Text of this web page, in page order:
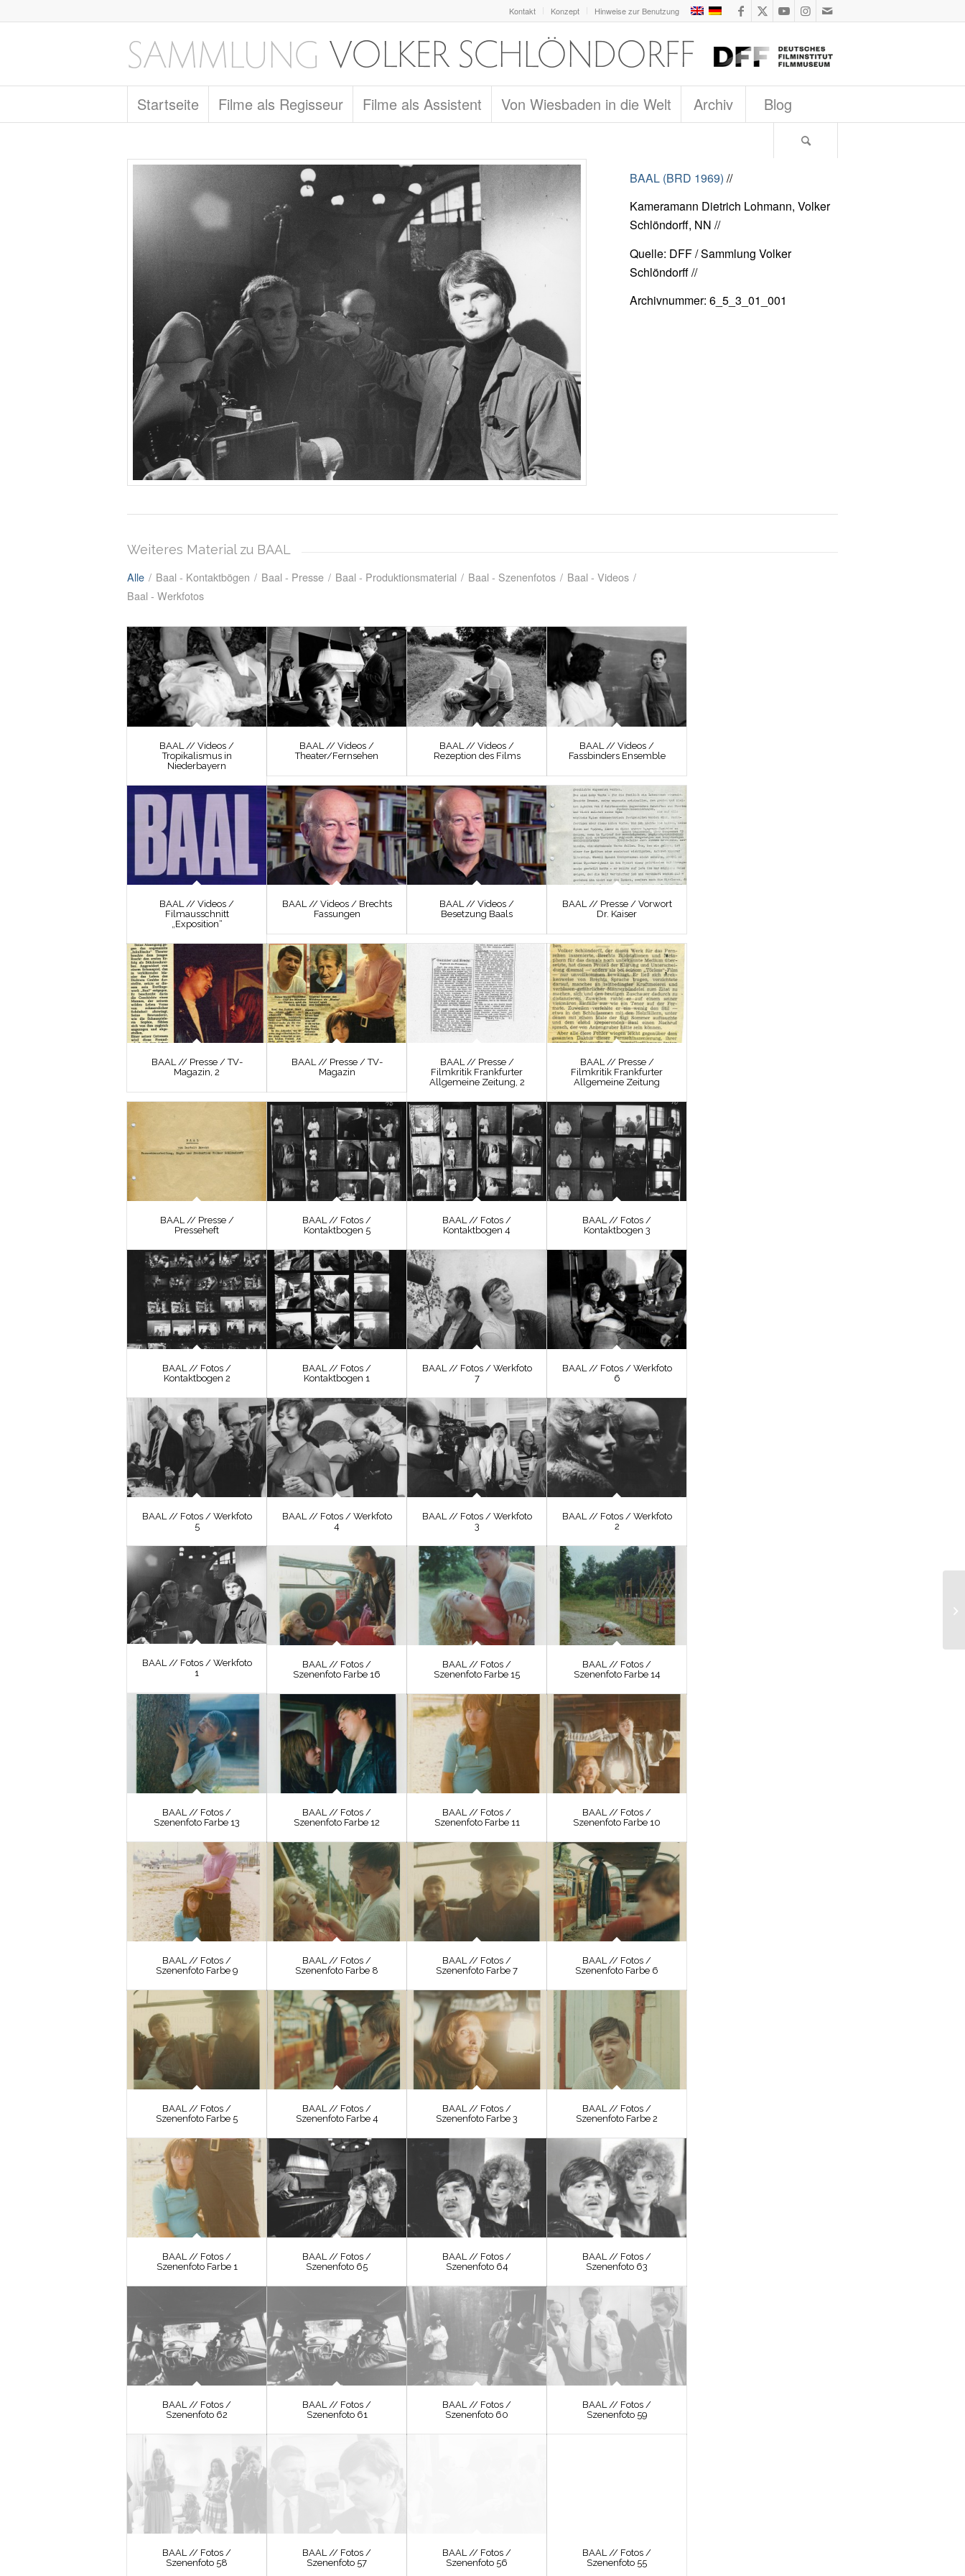
Kontakt Konzept Hinweise zur Benutzung
Startseite Filme als Regisseur Filme als Assistent Von Wiesbaden in die Welt Archiv Blog
BAAL (BRD 1969) //
Kameramann Dietrich Lohmann, Volker
Schlöndorff, NN //
Quelle: DFF / Sammlung Volker
Schlöndorff //
Archivnummer: 6_5_3_01_001
Weiteres Material zu BAAL
Alle / Baal - Kontaktbögen / Baal - Presse / Baal - Produktionsmaterial / Baal - Szenenfotos / Baal - Videos /
Baal - Werkfotos
BAAL // Videos /
Tropikalismus in
Niederbayern
BAAL // Videos /
Theater/Fernsehen
BAAL // Videos /
Rezeption des Films
BAAL // Videos /
Fassbinders Ensemble
BAAL // Videos /
Filmausschnitt
„Exposition“
BAAL // Videos / Brechts
Fassungen
BAAL // Videos /
Besetzung Baals
BAAL // Presse / Vorwort
Dr. Kaiser
BAAL // Presse / TV-
Magazin, 2
BAAL // Presse / TV-
Magazin
BAAL // Presse /
Filmkritik Frankfurter
Allgemeine Zeitung, 2
BAAL // Presse /
Filmkritik Frankfurter
Allgemeine Zeitung
BAAL // Presse /
Presseheft
BAAL // Fotos /
Kontaktbogen 5
BAAL // Fotos /
Kontaktbogen 4
BAAL // Fotos /
Kontaktbogen 3
BAAL // Fotos /
Kontaktbogen 2
BAAL // Fotos /
Kontaktbogen 1
BAAL // Fotos / Werkfoto
7
BAAL // Fotos / Werkfoto
6
BAAL // Fotos / Werkfoto
5
BAAL // Fotos / Werkfoto
4
BAAL // Fotos / Werkfoto
3
BAAL // Fotos / Werkfoto
2
BAAL // Fotos / Werkfoto
1
BAAL // Fotos /
Szenenfoto Farbe 16
BAAL // Fotos /
Szenenfoto Farbe 15
BAAL // Fotos /
Szenenfoto Farbe 14
BAAL // Fotos /
Szenenfoto Farbe 13
BAAL // Fotos /
Szenenfoto Farbe 12
BAAL // Fotos /
Szenenfoto Farbe 11
BAAL // Fotos /
Szenenfoto Farbe 10
BAAL // Fotos /
Szenenfoto Farbe 9
BAAL // Fotos /
Szenenfoto Farbe 8
BAAL // Fotos /
Szenenfoto Farbe 7
BAAL // Fotos /
Szenenfoto Farbe 6
BAAL // Fotos /
Szenenfoto Farbe 5
BAAL // Fotos /
Szenenfoto Farbe 4
BAAL // Fotos /
Szenenfoto Farbe 3
BAAL // Fotos /
Szenenfoto Farbe 2
BAAL // Fotos /
Szenenfoto Farbe 1
BAAL // Fotos /
Szenenfoto 65
BAAL // Fotos /
Szenenfoto 64
BAAL // Fotos /
Szenenfoto 63
BAAL // Fotos /
Szenenfoto 62
BAAL // Fotos /
Szenenfoto 61
BAAL // Fotos /
Szenenfoto 60
BAAL // Fotos /
Szenenfoto 59
BAAL // Fotos /
Szenenfoto 58
BAAL // Fotos /
Szenenfoto 57
BAAL // Fotos /
Szenenfoto 56
BAAL // Fotos /
Szenenfoto 55